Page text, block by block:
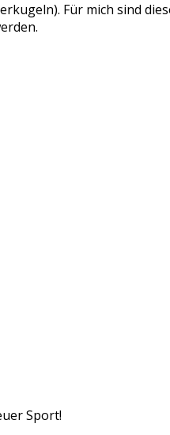
Für mich sind
Sport!